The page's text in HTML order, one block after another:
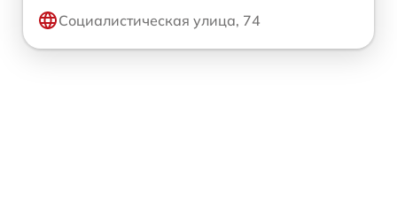
Социалистическая улица, 74